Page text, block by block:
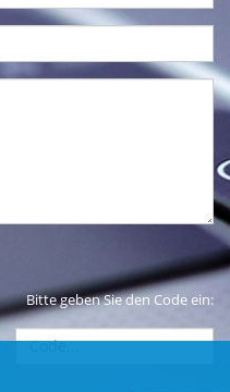
Bitte geben Sie den Code ein: